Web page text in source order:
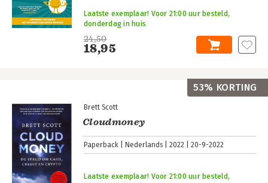
24,50
18,95
Laatste exemplaar! Voor 21:00 uur besteld,
donderdag in huis
Brett Scott
Cloudmoney
Paperback Nederlands 2022 20-9-2022
Laatste exemplaar! Voor 21:00 uur besteld,
53% KORTING